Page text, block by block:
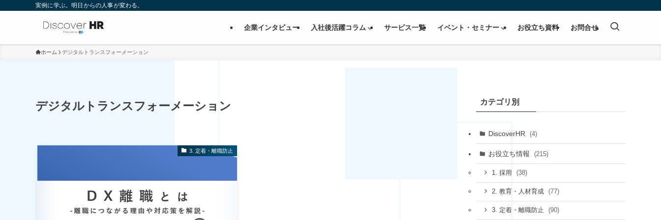
実例に学ぶ。明日からの人事が変わる。
企業インタビュー 入社後活躍コラム サービス一覧 イベント・セミナー お役立ち資料 お問合せ
ホーム デジタルトランスフォーメーション
デジタルトランスフォーメーション
3. 定着・離職防止
カテゴリ別
DiscoverHR (4)
お役立ち情報 (215)
1. 採用 (38)
2. 教育・人材育成 (77)
3. 定着・離職防止 (90)